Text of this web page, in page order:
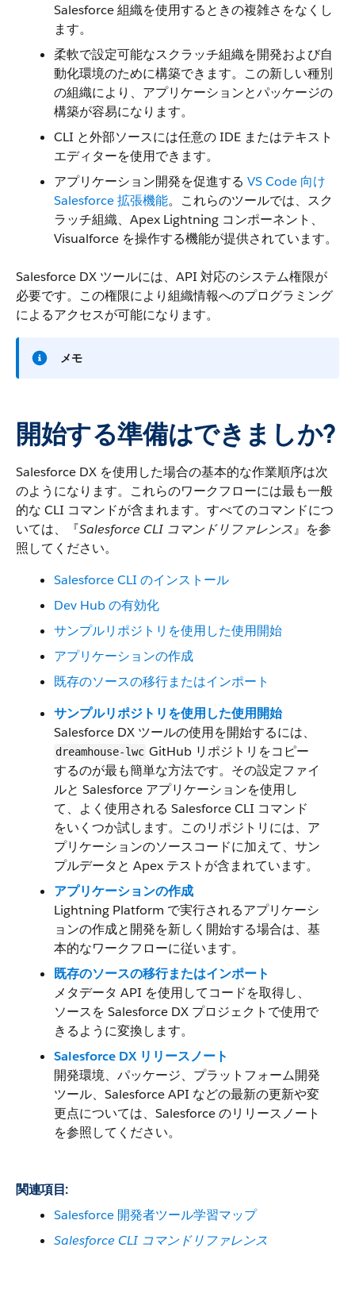
Salesforce 組織を使用するときの複雑さをなくし
ます。
柔軟で設定可能なスクラッチ組織を開発および自
動化環境のために構築できます。この新しい種別
の組織により、アプリケーションとパッケージの
構築が容易になります。
CLI と外部ソースには任意の IDE またはテキスト
エディターを使用できます。
アプリケーション開発を促進する VS Code 向け
Salesforce 拡張機能。これらのツールでは、スク
ラッチ組織、Apex Lightning コンポーネント、
Visualforce を操作する機能が提供されています。
Salesforce DX ツールには、API 対応のシステム権限が
必要です。この権限により組織情報へのプログラミング
によるアクセスが可能になります。
メモ
開始する準備はできましか?
Salesforce DX を使用した場合の基本的な作業順序は次
のようになります。これらのワークフローには最も一般
的な CLI コマンドが含まれます。すべてのコマンドにつ
いては、『Salesforce CLI コマンドリファレンス』を参
照してください。
Salesforce CLI のインストール
Dev Hub の有効化
サンプルリポジトリを使用した使用開始
アプリケーションの作成
既存のソースの移行またはインポート
サンプルリポジトリを使用した使用開始
Salesforce DX ツールの使用を開始するには、
dreamhouse-lwc GitHub リポジトリをコピー
するのが最も簡単な方法です。その設定ファイ
ルと Salesforce アプリケーションを使用し
て、よく使用される Salesforce CLI コマンド
をいくつか試します。このリポジトリには、ア
プリケーションのソースコードに加えて、サン
プルデータと Apex テストが含まれています。
アプリケーションの作成
Lightning Platform で実行されるアプリケーシ
ョンの作成と開発を新しく開始する場合は、基
本的なワークフローに従います。
既存のソースの移行またはインポート
メタデータ API を使用してコードを取得し、
ソースを Salesforce DX プロジェクトで使用で
きるように変換します。
Salesforce DX リリースノート
開発環境、パッケージ、プラットフォーム開発
ツール、Salesforce API などの最新の更新や変
更点については、Salesforce のリリースノート
を参照してください。
関連項目:
Salesforce 開発者ツール学習マップ
Salesforce CLI コマンドリファレンス